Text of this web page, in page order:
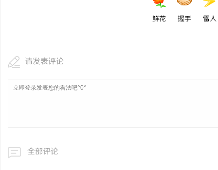
鲜花 握手 雷人
请发表评论
全部评论